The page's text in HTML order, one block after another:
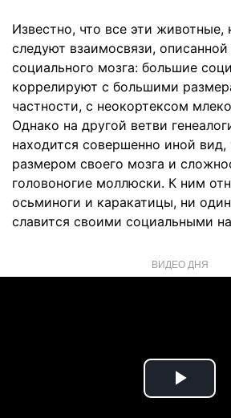
Известно, что все эти животные,
следуют взаимосвязи, описанной
социального мозга: большие
коррелируют с большими
частности, с неокортексом
Однако на другой ветви
находится совершенно иной
размером своего мозга и
головоногие моллюски. К ним
осьминоги и каракатицы, ни
славится своими социальными
ВИДЕО ДНЯ
Play